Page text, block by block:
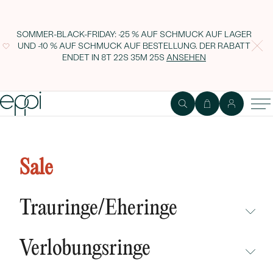
SOMMER-BLACK-FRIDAY: -25 % AUF SCHMUCK AUF LAGER
UND -10 % AUF SCHMUCK AUF BESTELLUNG. DER RABATT
ENDET IN 8T 22S 35M 24S ANSEHEN
Sale
Trauringe/Eheringe
NEUHEITEN
Verlobungsringe
Diamanten und Edelsteinen Halli